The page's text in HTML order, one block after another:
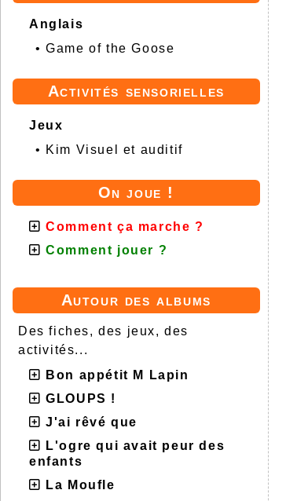
Anglais
•Game of the Goose
Activités sensorielles
Jeux
• Kim Visuel et auditif
On joue !
Comment ça marche ?
Comment jouer ?
Autour des albums
Des fiches, des jeux, des
activités...
Bon appétit M Lapin
GLOUPS !
J'ai rêvé que
L'ogre qui avait peur des
enfants
La Moufle